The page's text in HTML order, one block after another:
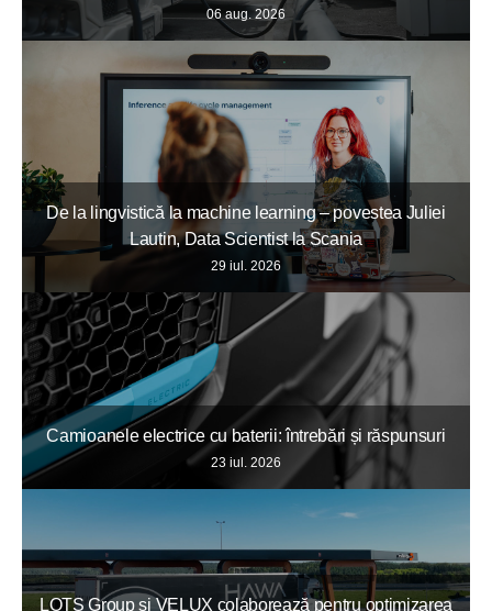
06 aug. 2026
De la lingvistică la machine learning – povestea Juliei
Lautin, Data Scientist la Scania
29 iul. 2026
Camioanele electrice cu baterii: întrebări și răspunsuri
23 iul. 2026
LOTS Group și VELUX colaborează pentru optimizarea